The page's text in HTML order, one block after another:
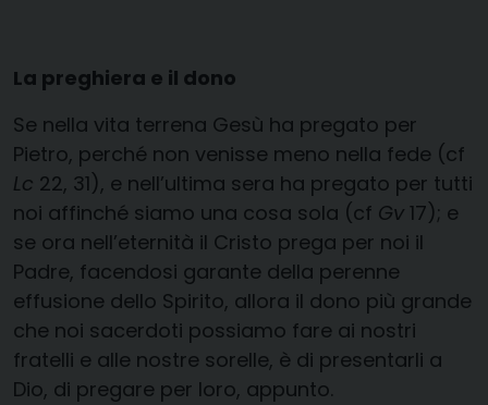
La preghiera e il dono
Se nella vita terrena Gesù ha pregato per
Pietro, perché non venisse meno nella fede (cf
Lc 22, 31), e nell’ultima sera ha pregato per tutti
noi affinché siamo una cosa sola (cf Gv 17); e
se ora nell’eternità il Cristo prega per noi il
Padre, facendosi garante della perenne
effusione dello Spirito, allora il dono più grande
che noi sacerdoti possiamo fare ai nostri
fratelli e alle nostre sorelle, è di presentarli a
Dio, di pregare per loro, appunto.